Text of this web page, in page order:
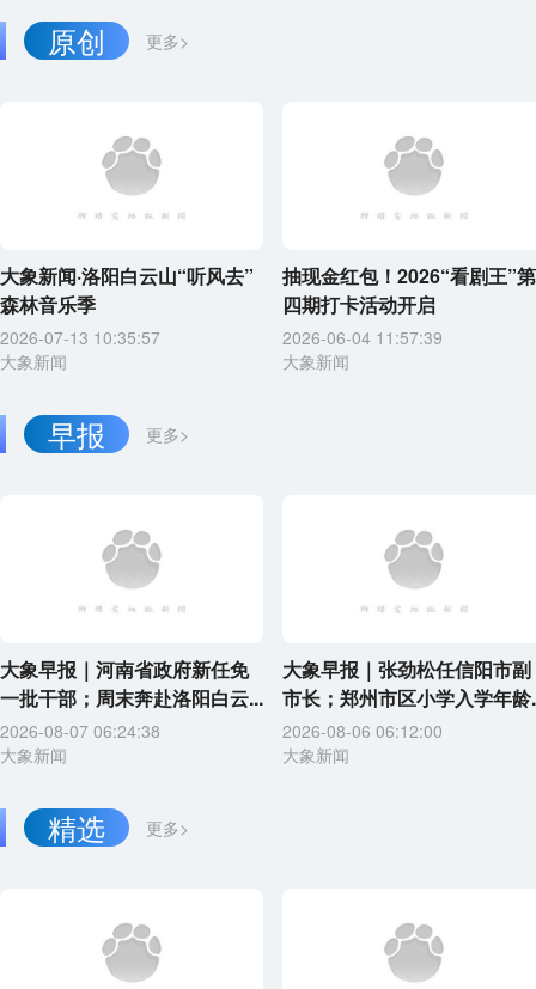
更多>
原创
大象新闻·洛阳白云山“听风去”
森林音乐季
2026-07-13 10:35:57
大象新闻
抽现金红包！2026“看剧王”第
四期打卡活动开启
2026-06-04 11:57:39
大象新闻
更多>
早报
大象早报｜河南省政府新任免
一批干部；周末奔赴洛阳白云...
2026-08-07 06:24:38
大象新闻
大象早报｜张劲松任信阳市副
市长；郑州市区小学入学年龄
2026-08-06 06:12:00
大象新闻
更多>
精选